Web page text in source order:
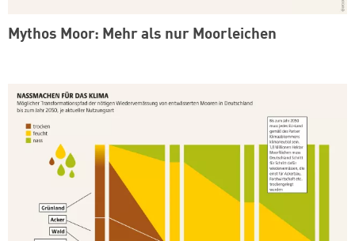
Mythos Moor: Mehr als nur Moorleichen